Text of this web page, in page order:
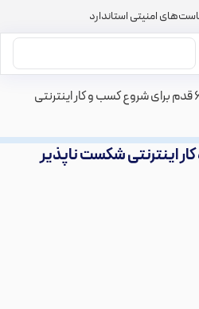
امنیتی استاندارد
۶ قدم برای شروع کسب و کار اینترنتی